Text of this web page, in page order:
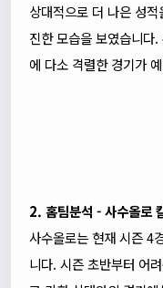
상대적으로 더 나은 성
진한 모습을 보였습니다
에 다소 격렬한 경기가
2. 홈팀분석 - 사수올로
사수올로는 현재 시즌 4
니다. 시즌 초반부터 어